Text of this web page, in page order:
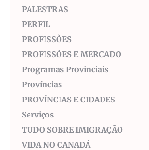
PALESTRAS
PERFIL
PROFISSÕES
PROFISSÕES E MERCADO
Programas Provinciais
Províncias
PROVÍNCIAS E CIDADES
Serviços
TUDO SOBRE IMIGRAÇÃO
VIDA NO CANADÁ